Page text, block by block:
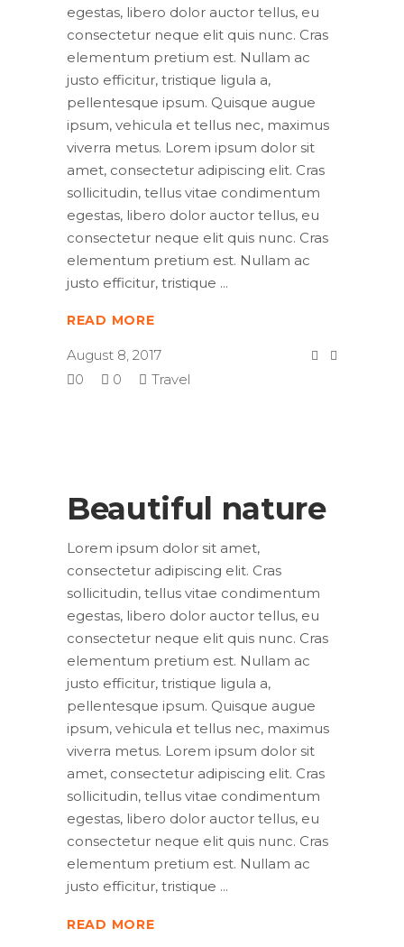
egestas, libero dolor auctor tellus, eu
consectetur neque elit quis nunc. Cras
elementum pretium est. Nullam ac
justo efficitur, tristique ligula a,
pellentesque ipsum. Quisque augue
ipsum, vehicula et tellus nec, maximus
viverra metus. Lorem ipsum dolor sit
amet, consectetur adipiscing elit. Cras
sollicitudin, tellus vitae condimentum
egestas, libero dolor auctor tellus, eu
consectetur neque elit quis nunc. Cras
elementum pretium est. Nullam ac
justo efficitur, tristique
READ MORE
August 8, 2017
0
0 Travel
Beautiful nature
Lorem ipsum dolor sit amet,
consectetur adipiscing elit. Cras
sollicitudin, tellus vitae condimentum
egestas, libero dolor auctor tellus, eu
consectetur neque elit quis nunc. Cras
elementum pretium est. Nullam ac
justo efficitur, tristique ligula a,
pellentesque ipsum. Quisque augue
ipsum, vehicula et tellus nec, maximus
viverra metus. Lorem ipsum dolor sit
amet, consectetur adipiscing elit. Cras
sollicitudin, tellus vitae condimentum
egestas, libero dolor auctor tellus, eu
consectetur neque elit quis nunc. Cras
elementum pretium est. Nullam ac
justo efficitur, tristique
READ MORE